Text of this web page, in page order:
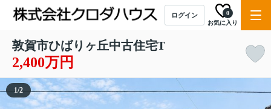
ログイン
お気に入り
0
敦賀市ひばりヶ丘中古住宅T
2,400万円
1/2